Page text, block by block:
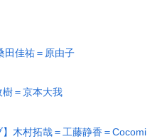
田佳祐＝原由子
樹＝京本大我
】木村拓哉＝工藤静香＝Cocomi